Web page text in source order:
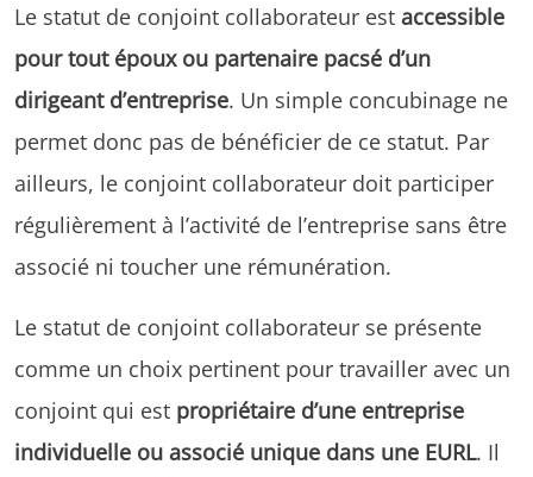
Le statut de conjoint collaborateur est accessible
pour tout époux ou partenaire pacsé d’un
dirigeant d’entreprise. Un simple concubinage ne
permet donc pas de bénéficier de ce statut. Par
ailleurs, le conjoint collaborateur doit participer
régulièrement à l’activité de l’entreprise sans être
associé ni toucher une rémunération.
Le statut de conjoint collaborateur se présente
comme un choix pertinent pour travailler avec un
conjoint qui est propriétaire d’une entreprise
individuelle ou associé unique dans une EURL. Il